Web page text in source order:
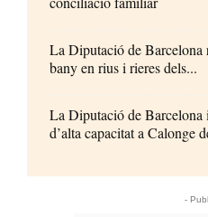
La Diputació de
bany en rius i rieres dels...
La Diputació de
d’alta capacitat a Calonge
-